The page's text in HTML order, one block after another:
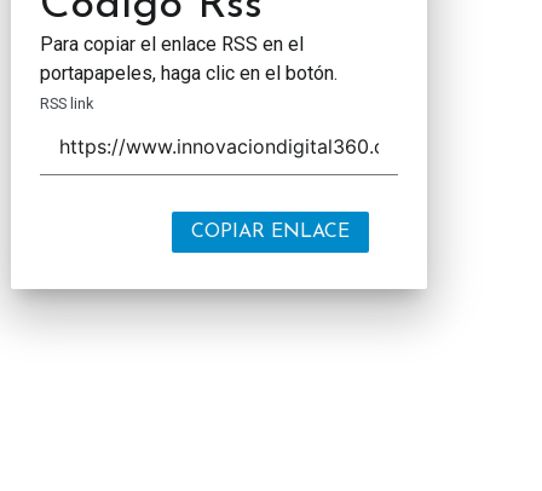
Para copiar el enlace RSS en el
portapapeles, haga clic en el botón.
RSS link
COPIAR ENLACE